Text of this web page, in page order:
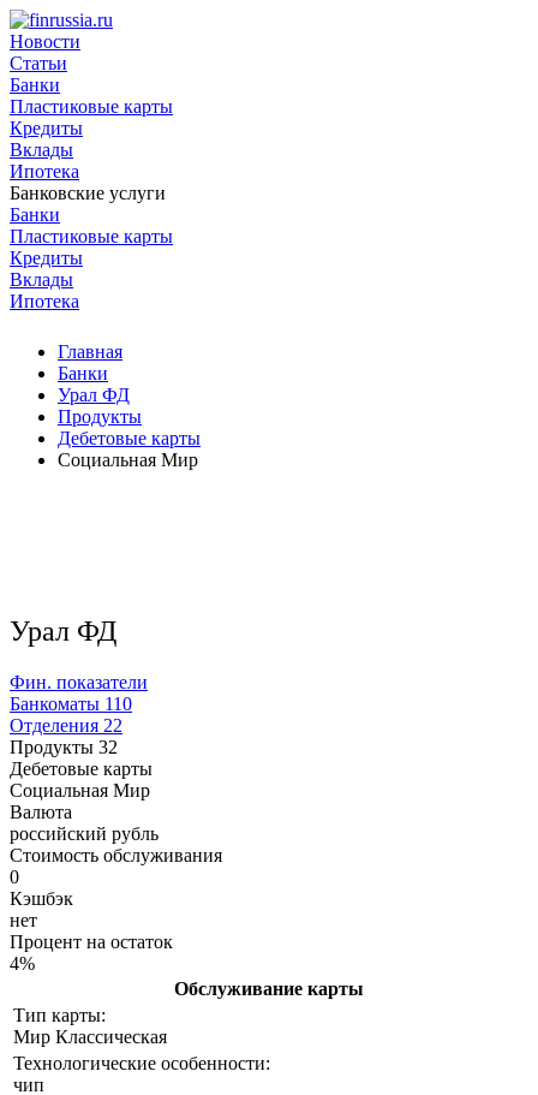
Новости
Статьи
Банки
Пластиковые карты
Кредиты
Вклады
Ипотека
Банковские услуги
Банки
Пластиковые карты
Кредиты
Вклады
Ипотека
Главная
Банки
Урал ФД
Продукты
Дебетовые карты
Социальная Мир
Урал ФД
Фин. показатели
Банкоматы 110
Отделения 22
Продукты 32
Дебетовые карты
Социальная Мир
Валюта
российский рубль
Стоимость обслуживания
0
Кэшбэк
нет
Процент на остаток
4%
Обслуживание карты
Тип карты:
Мир Классическая
Технологические особенности:
чип